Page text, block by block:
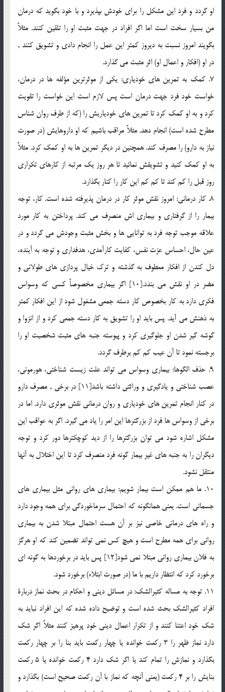
او گردد و فرد اين مشكل را براي خودش بپذيرد و با خود بگويد كه درمان
من بسيار سخت است اما اگر افراد در جهت مثبت او را تلقين كنند. مثلاً
بگويند امروز نسبت به ديروز كمتر اين عمل را انجام دادي و تشويق كنند ,
در او (افكار و اعمال او) اثر مثبت مي گذارد.
7. كمك به تمرين هاي خودياري: يكي از موثرترين مؤلفه ها در درمان،
خواست خود فرد جهت درمان است پس لازم است اين خواست را تقويت
كرد و به او كمك كرد تا تمرين هاي خودياريش را (كه از طرف روان شناس
مطرح شده است) انجام دهد. مثلاً مراقب باشيم که او داروهايش (در صورت
نياز به دارو) را مصرف كند. همچنين در ديگر تمرين ها به او كمك كرد. مثلاً
به او كمك كنيد و تشويقش نمائيد تا هر روز يك مرتبه از كارهاي تكراري
روز قبل را كم كند تا كم كم اين كار را كنار بگذارد.
8. كار درماني: امروز نقش موثر كار در درمان پذيرفته شده است. كار، توجه
بيمار را از گرفتاري و بيماري اش منصرف مي كند. پرداختن به كار مورد
علاقه موجب توجه فرد به توانايي ها و بخش مثبت وجودش مي گردد و در
عين حال، احساس عزت نفس، كفايت كارآمدي، هدفداري و توجه به آينده،
دل كندن از افكار معطوف به گذشته و ترك خيال پردازي هاي طولاني و
مضر در او نقش مي بندد.[10] اگر بيماري مخصوصاً كسي كه وسواس
فكري دارد به كار بخصوص كار دسته جمعي مشغول شود از اين افكار كمتر
به ذهنش مي آيد. پس بايد او را تشويق به كار دسته جمعي كرد و از انزوا و
گوشه گير شدن او جلوگيري كرد و پيوسته جنبه هاي مثبت شخصيت او را
برجسته نمود تا آن عيب كم كم برطرف گردد.
9. حذف الگوها: بيماري وسواس مي تواند علت زيست شناختي، هورموني،
عصب شناختي و يادگيري و وراثتي داشته باشد[11] در برخي , مصرف دارو
در كنار انجام تمرين هاي خودياري و روان درماني نقش موثري دارد. اما در
برخي از وسواس ها فرد از بزرگترها اين امر را ياد مي گيرد. اگر به عواقب اين
مشكل اشاره شود مي توان بزرگترها را از ديد كوچكترها دور كرد و توجه
ديگران را به جنبه هاي غير بيمار گونه فرد منصرف كرد تا اين اختلال به آنها
منتقل نشود.
10. ما هم ممكن است بيمار شويم: بيماري هاي رواني مثل بيماري هاي
جسماني است. يعني همانگونه كه احتمال سرماخوردگي براي همه وجود دارد
و راه هاي درماني خاصي نيز بر آن هست احتمال مبتلا شدن به بيماري
رواني براي همه مطرح است و هيچ كس نمي تواند تضمين كند كه او هرگز
به فلان بيماري رواني مبتلا نمي شود[12] پس بايد در برخوردها به گونه اي
برخورد كرد كه انتظار داريم با ما (در صورت ابتلاء) برخورد شود.
11. توجه به مساله كثيرالشك: در مسائل ديني و احكام در بحث نماز دربارة
افراد كثيرالشك بحث شده است و توضيح داده شده كه اين افراد نبايد به
شك خود اعتنا كنند و از تكرار اعمال ديني خود پرهيز كنند مثلاً اگر شك
دارد نماز ظهر را 3 ركعت خوانده يا چهار ركعت بايد بنا را بر چهار ركعت
بگذارد و نمازش را تمام كند يا اگر شك دارد 4 ركعت خوانده يا 5 ركعت
بنايش را بر 4 ركعت (يعني آنچه كه نماز با آن ركعت صحيح است) بگذارد و